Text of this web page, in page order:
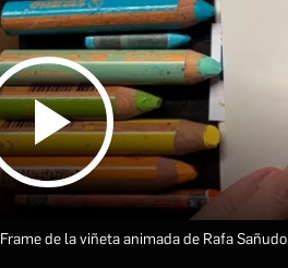
Frame de la viñeta animada de Rafa Sañudo